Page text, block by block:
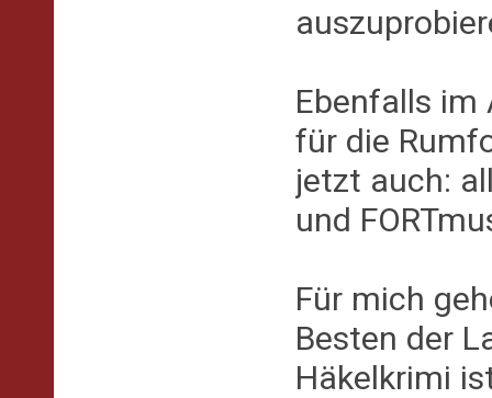
Ebenfalls im
für die
jetzt auch:
und
Für mich
Besten der
Häkelkrimi